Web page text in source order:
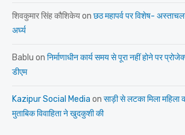
शिवकुमार सिंह कौशिकेयon छठ महापर्व पर विशेष-
अर्घ्य
Bablu on निर्माणाधीन कार्य समय से पूरा नहीं होने पर
डीएम
Kazipur Social Media on साड़ी से लटका मिला महिला
मुताबिक विवाहिता ने खुदकुशी की